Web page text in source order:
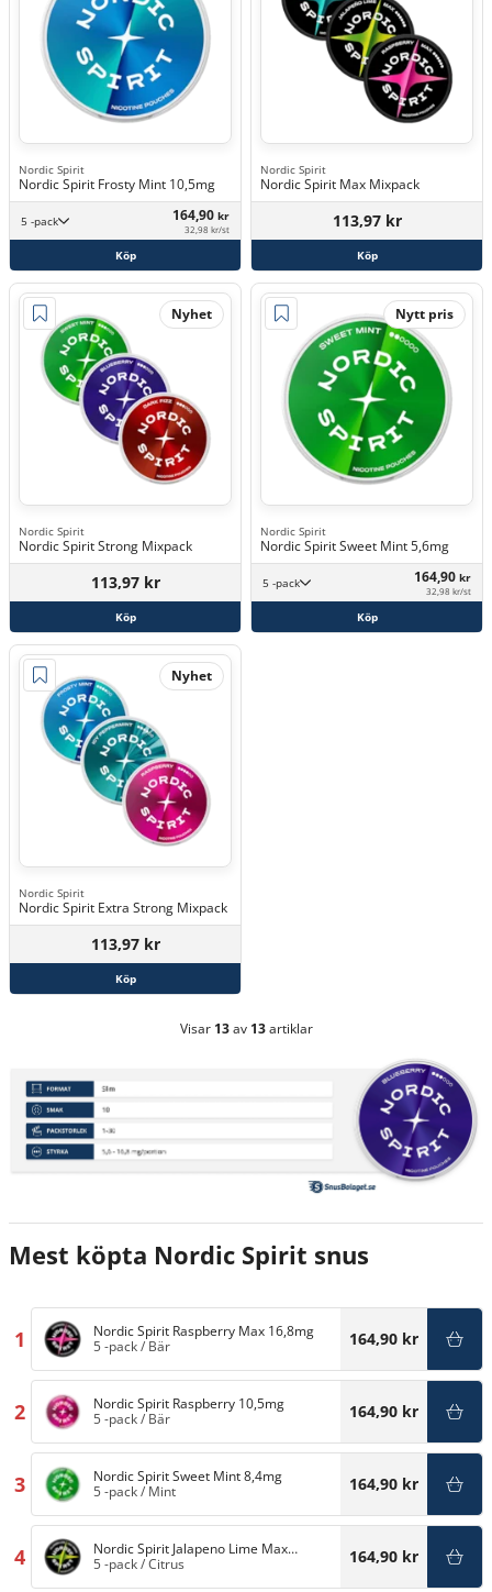
Nordic Spirit
Nordic Spirit Frosty Mint 10,5mg
5 -pack 164,90 kr
32,98 kr/st
Köp
Nordic Spirit
Nordic Spirit Max Mixpack
113,97 kr
Köp
Nyhet
Nordic Spirit
Nordic Spirit Strong Mixpack
113,97 kr
Köp
Nytt pris
Nordic Spirit
Nordic Spirit Sweet Mint 5,6mg
5 -pack 164,90 kr
32,98 kr/st
Köp
Nyhet
Nordic Spirit
Nordic Spirit Extra Strong Mixpack
113,97 kr
Köp
Visar 13av 13artiklar
Mest köpta Nordic Spirit snus
1
Nordic Spirit Raspberry Max 16,8mg
5 -pack/ Bär 164,90 kr
2
Nordic Spirit Raspberry 10,5mg
5 -pack/ Bär 164,90 kr
3
Nordic Spirit Sweet Mint 8,4mg
5 -pack/ Mint 164,90 kr
4
Nordic Spirit Jalapeno Lime Max
16,8mg
5 -pack/Citrus 164,90 kr